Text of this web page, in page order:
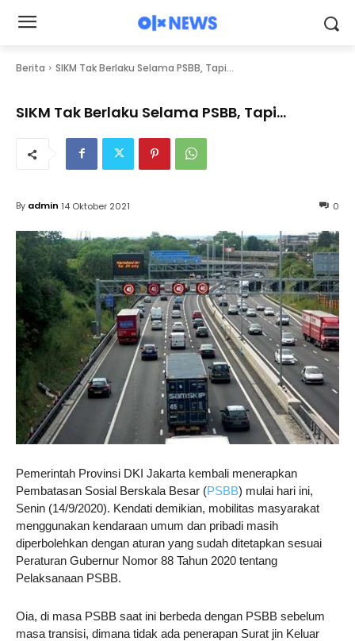
Berita SIKM Tak Berlaku Selama PSBB, Tapi...
SIKM Tak Berlaku Selama PSBB, Tapi…
0
By admin 14 Oktober 2021
Pemerintah Provinsi DKI Jakarta kembali menerapkan
Pembatasan Sosial Berskala Besar (PSBB) mulai hari ini,
Senin (14/9/2020). Kendati demikian, mobilitas masyarakat
menggunakan kendaraan umum dan pribadi masih
diperbolehkan dengan aturan yang sudah ditetapkan sesuai
Peraturan Gubernur Nomor 88 Tahun 2020 tentang
Pelaksanaan PSBB.
Oia, di masa PSBB saat ini berbeda dengan PSBB sebelum
masa transisi, dimana tidak ada penerapan Surat jin Keluar